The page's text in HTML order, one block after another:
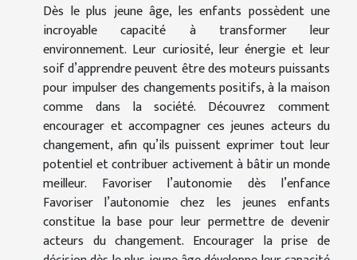
Dès le plus jeune âge, les enfants possèdent une
incroyable capacité à transformer leur
environnement. Leur curiosité, leur énergie et leur
soif d’apprendre peuvent être des moteurs puissants
pour impulser des changements positifs, à la maison
comme dans la société. Découvrez comment
encourager et accompagner ces jeunes acteurs du
changement, afin qu’ils puissent exprimer tout leur
potentiel et contribuer activement à bâtir un monde
meilleur. Favoriser l’autonomie dès l’enfance
Favoriser l’autonomie chez les jeunes enfants
constitue la base pour leur permettre de devenir
acteurs du changement. Encourager la prise de